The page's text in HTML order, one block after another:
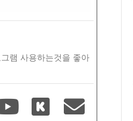
램 사용하는것을 좋아